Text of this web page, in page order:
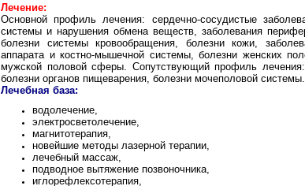
Лечение:
Основной профиль лечения: сердечно-сосудистые
системы и нарушения обмена веществ, заболевания
болезни системы кровообращения, болезни кожи,
аппарата и костно-мышечной системы, болезни женских
мужской половой сферы. Сопутствующий профиль лечения:
болезни органов пищеварения, болезни мочеполовой системы.
Лечебная база:
водолечение,
электросветолечение,
магнитотерапия,
новейшие методы лазерной терапии,
лечебный массаж,
подводное вытяжение позвоночника,
иглорефлексотерапия,